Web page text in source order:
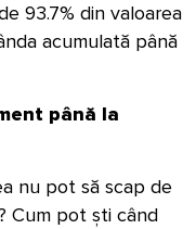
93.7% din valoarea
acumulată până
până la
nu pot să scap de
Cum pot ști când